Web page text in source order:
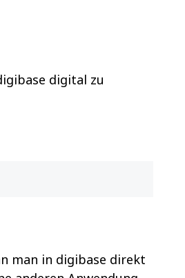
digital zu
man in digibase direkt